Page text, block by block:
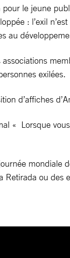
le jeune
: l’exil
au
associations
exilées.
d’affiches
« Lorsque
mondiale
Retirada ou des